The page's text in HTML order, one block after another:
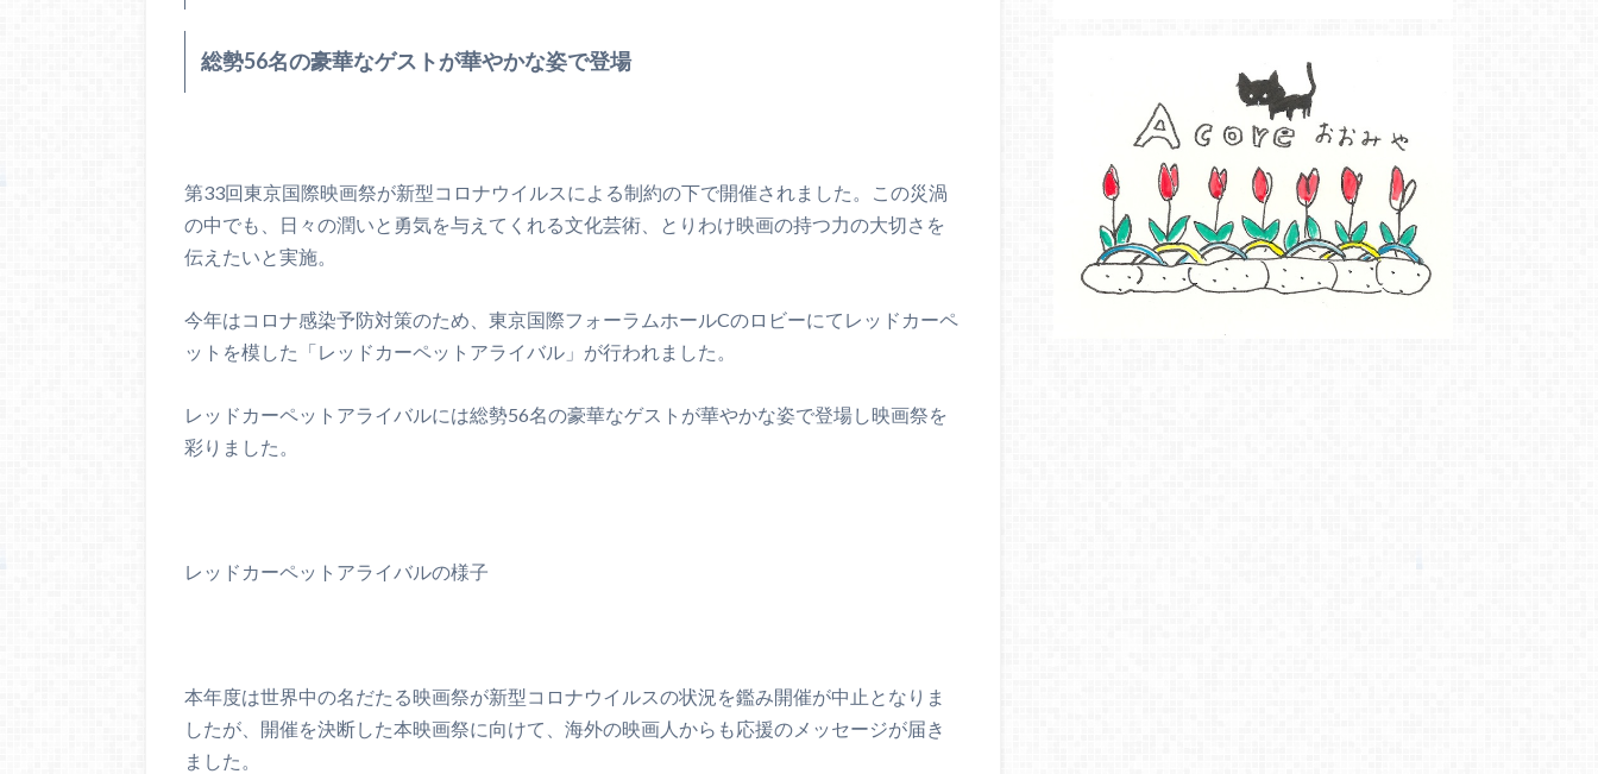
総勢56名の豪華なゲストが華やかな姿で登場
第33回東京国際映画祭が新型コロナウイルスによる制約の下で開催されました。この災渦
の中でも、日々の潤いと勇気を与えてくれる文化芸術、とりわけ映画の持つ力の大切さを
伝えたいと実施。
今年はコロナ感染予防対策のため、東京国際フォーラムホールCのロビーにてレッドカーペ
ットを模した「レッドカーペットアライバル」が行われました。
レッドカーペットアライバルには総勢56名の豪華なゲストが華やかな姿で登場し映画祭を
彩りました。
レッドカーペットアライバルの様子
本年度は世界中の名だたる映画祭が新型コロナウイルスの状況を鑑み開催が中止となりま
したが、開催を決断した本映画祭に向けて、海外の映画人からも応援のメッセージが届き
ました。